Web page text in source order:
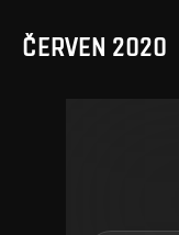
ČERVEN 2020